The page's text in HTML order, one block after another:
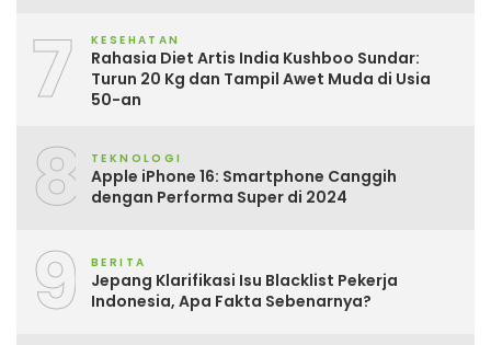
7 KESEHATAN
Rahasia Diet Artis India Kushboo Sundar:
Turun 20 Kg dan Tampil Awet Muda di Usia
50-an
8 TEKNOLOGI
Apple iPhone 16: Smartphone Canggih
dengan Performa Super di 2024
9 BERITA
Jepang Klarifikasi Isu Blacklist Pekerja
Indonesia, Apa Fakta Sebenarnya?